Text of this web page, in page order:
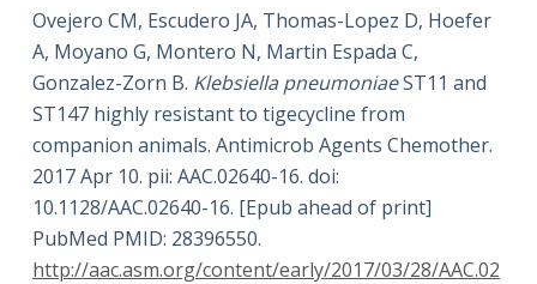
Ovejero CM, Escudero JA, Thomas-Lopez D, Hoefer
A, Moyano G, Montero N, Martin Espada C,
Gonzalez-Zorn B. Klebsiella pneumoniaeST11 and
ST147 highly resistant to tigecycline from
companion animals. Antimicrob Agents Chemother.
2017 Apr 10. pii: AAC.02640-16. doi:
10.1128/AAC.02640-16. [Epub ahead of print]
PubMed PMID: 28396550.
http://aac.asm.org/content/early/2017/03/28/AAC.02